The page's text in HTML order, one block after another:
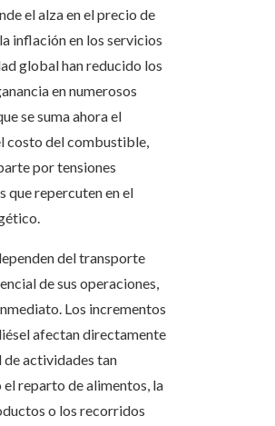
el alza en el precio de
inflación en los servicios
global han reducido los
en numerosos
se suma ahora el
costo del combustible,
por tensiones
que repercuten en el
del transporte
de sus operaciones,
Los incrementos
afectan directamente
actividades tan
reparto de alimentos, la
o los recorridos